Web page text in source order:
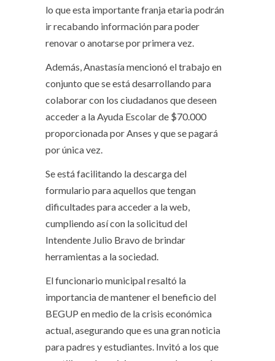
lo que esta importante franja etaria podrán
ir recabando información para poder
renovar o anotarse por primera vez.
Además, Anastasía mencionó el trabajo en
conjunto que se está desarrollando para
colaborar con los ciudadanos que deseen
acceder a la Ayuda Escolar de $70.000
proporcionada por Anses y que se pagará
por única vez.
Se está facilitando la descarga del
formulario para aquellos que tengan
dificultades para acceder a la web,
cumpliendo así con la solicitud del
Intendente Julio Bravo de brindar
herramientas a la sociedad.
El funcionario municipal resaltó la
importancia de mantener el beneficio del
BEGUP en medio de la crisis económica
actual, asegurando que es una gran noticia
para padres y estudiantes. Invitó a los que